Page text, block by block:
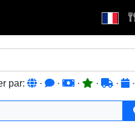
par: · · · · · ·